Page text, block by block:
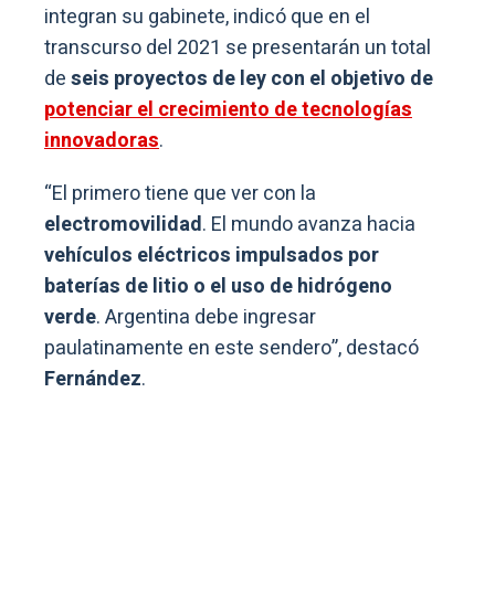
integran su gabinete, indicó que en el
transcurso del 2021 se presentarán un total
deseis proyectos de ley con el objetivo de
potenciar el crecimiento de tecnologías
innovadoras.
“El primero tiene que ver con la
electromovilidad. El mundo avanza hacia
vehículos eléctricos impulsados por
baterías de litio o el uso de hidrógeno
verde. Argentina debe ingresar
paulatinamente en este sendero”, destacó
Fernández.